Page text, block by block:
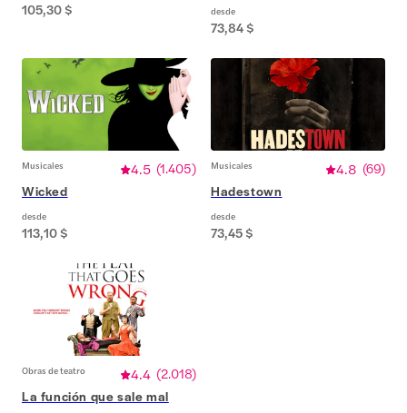
105,30 $ desde
73,84 $
Musicales 4.5 (1.405)
Wicked
desde
113,10 $
Musicales 4.8 (69)
Hadestown
desde
73,45 $
Obras de teatro 4.4 (2.018)
La función que sale mal